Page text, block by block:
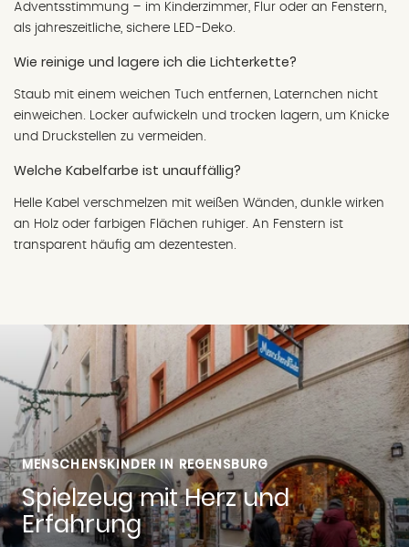
Adventsstimmung – im Kinderzimmer, Flur oder an Fenstern,
als jahreszeitliche, sichere LED-Deko.
Wie reinige und lagere ich die Lichterkette?
Staub mit einem weichen Tuch entfernen, Laternchen nicht
einweichen. Locker aufwickeln und trocken lagern, um Knicke
und Druckstellen zu vermeiden.
Welche Kabelfarbe ist unauffällig?
Helle Kabel verschmelzen mit weißen Wänden, dunkle wirken
an Holz oder farbigen Flächen ruhiger. An Fenstern ist
transparent häufig am dezentesten.
MENSCHENSKINDER IN REGENSBURG
Spielzeug mit Herz und
Erfahrung